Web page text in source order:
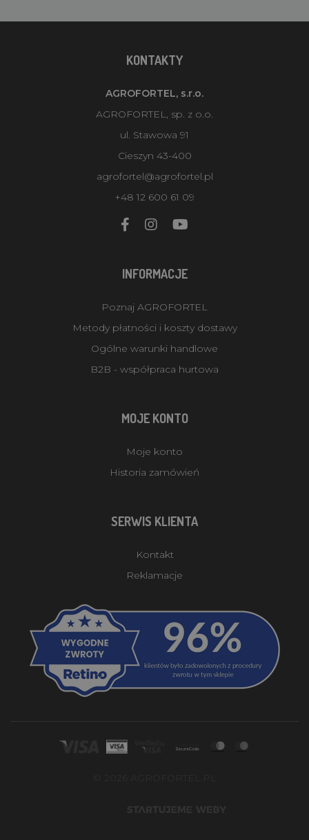
KONTAKTY
AGROFORTEL, s.r.o.
AGROFORTEL, sp. z o.o.
ul. Stawowa 91
Cieszyn 43-400
agrofortel@agrofortel.pl
+48 12 600 61 09
INFORMACJE
Poznaj AGROFORTEL
Metody płatności i koszty dostawy
Ogólne warunki handlowe
B2B - współpraca hurtowa
MOJE KONTO
Moje konto
Historia zamówień
SERWIS KLIENTA
Kontakt
Reklamacje